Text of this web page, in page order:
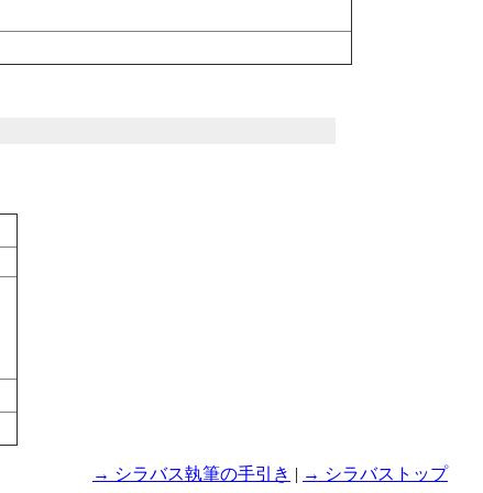
→ シラバス執筆の手引き | → シラバストップ